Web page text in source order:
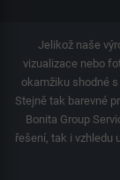
Jelikož naše
vizualizace nebo
okamžiku shodné
Stejně tak barevné
Bonita Group
řešení, tak i vzhledu